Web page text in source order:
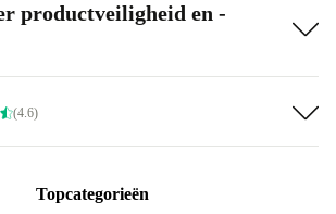
productveiligheid en -
(4.6)
Topcategorieën